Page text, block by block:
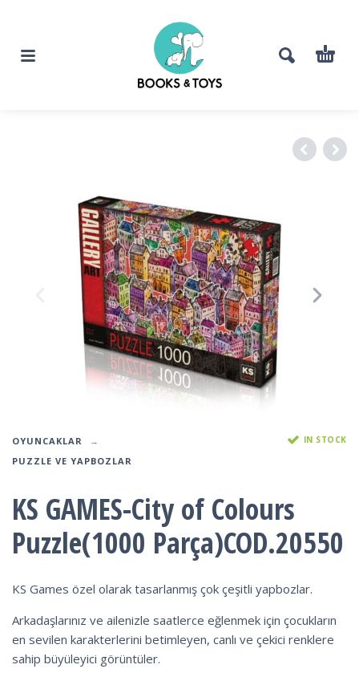
OYUNCAKLAR
PUZZLE VE YAPBOZLAR
IN STOCK
KS GAMES-City of Colours
Puzzle(1000 Parça)COD.20550
KS Games özel olarak tasarlanmış çok çeşitli yapbozlar.
Arkadaşlarınız ve ailenizle saatlerce eğlenmek için çocukların
en sevilen karakterlerini betimleyen, canlı ve çekici renklere
sahip büyüleyici görüntüler.